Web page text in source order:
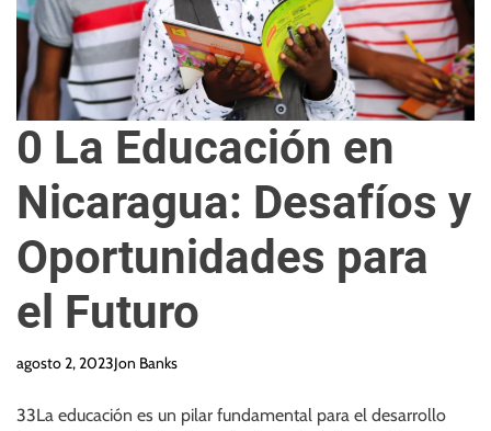
0 La Educación en
Nicaragua: Desafíos y
Oportunidades para
el Futuro
agosto 2, 2023Jon Banks
33La educación es un pilar fundamental para el desarrollo